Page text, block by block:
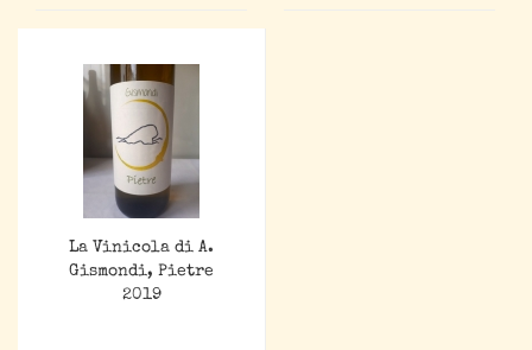
La Vinicola di A.
Gismondi, Pietre
2019